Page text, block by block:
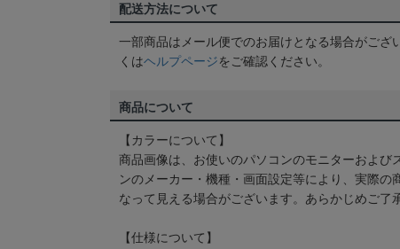
配送方法について
一部商品はメール便でのお届けとなる場合がござ
くはヘルプページをご確認ください。
商品について
【カラーについて】
商品画像は、お使いのパソコンのモニターおよび
ンのメーカー・機種・画面設定等により、実際の
なって見える場合がございます。あらかじめご了
【仕様について】